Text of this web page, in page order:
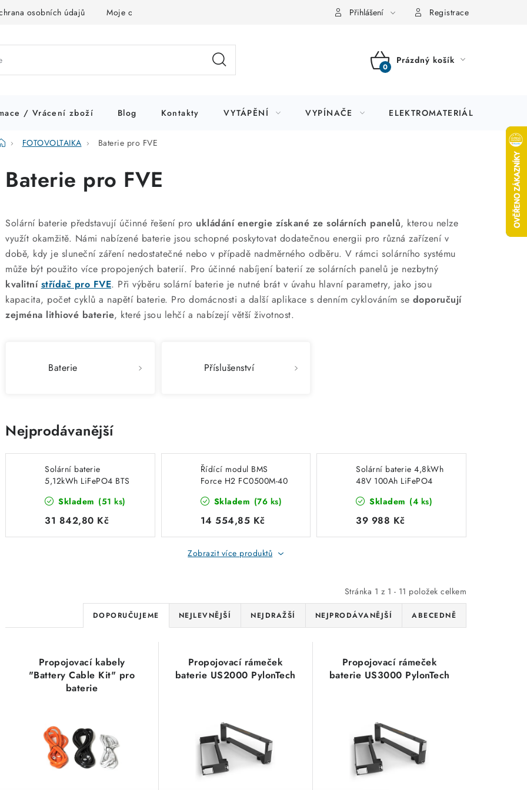
osobních údajů Moje objednávka Přihlášení Registrace
NÁKUPNÍ
Prázdný košík
/ Vrácení zboží Blog Kontakty VYTÁPĚNÍ VYPÍNAČE ELEKTROMATERIÁL
DomůFOTOVOLTAIKA Baterie pro FVE
Baterie pro FVE
Solární baterie představují účinné řešení pro ukládání energie získané ze solárních panelů, kterou nelze
využít okamžitě. Námi nabízené baterie jsou schopné poskytovat dodatečnou energii pro různá zařízení v
době, kdy je sluneční záření nedostatečné nebo v případě nadměrného odběru. V rámci solárního systému
může být použito více propojených baterií. Pro účinné nabíjení baterií ze solárních panelů je nezbytný
kvalitní střídač pro FVE. Při výběru solární baterie je nutné brát v úvahu hlavní parametry, jako jsou
kapacita, počet cyklů a napětí baterie. Pro domácnosti a další aplikace s denním cyklováním se doporučují
zejména lithiové baterie, které jsou lehčí a nabízejí větší životnost.
Baterie Příslušenství
Nejprodávanější
Solární baterie
5,12kWh LiFePO4 BTS
Skladem (51 ks)
31 842,80 Kč
Řídící modul BMS
Force H2 FC0500M-40
PylonTech
Skladem (76 ks)
14 554,85 Kč
Solární baterie 4,8kWh
48V 100Ah LiFePO4
Skladem (4 ks)
39 988 Kč
Zobrazit více produktů
Stránka 1 z 1 - 11 položek celkem
Ř
a
z
e
í
p
r
DOPORUČUJEME NEJLEVNĚJŠÍ NEJDRAŽŠÍ NEJPRODÁVANĚJŠÍ ABECEDNĚ
Propojovací kabely
"Battery Cable Kit" pro
baterie
Propojovací rámeček
baterie US2000 PylonTech
Propojovací rámeček
baterie US3000 PylonTech